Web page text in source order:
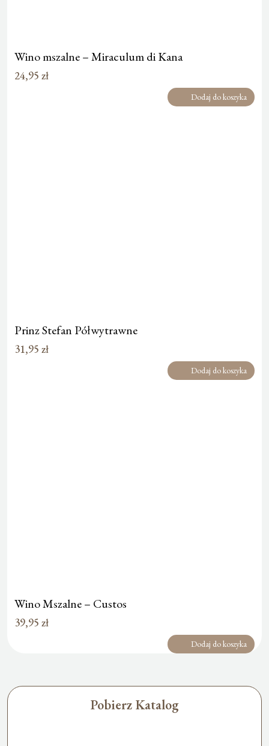
Wino mszalne – Miraculum di Kana
24,95 zł
Dodaj do koszyka
Prinz Stefan Półwytrawne
31,95 zł
Dodaj do koszyka
Wino Mszalne – Custos
39,95 zł
Dodaj do koszyka
Pobierz Katalog